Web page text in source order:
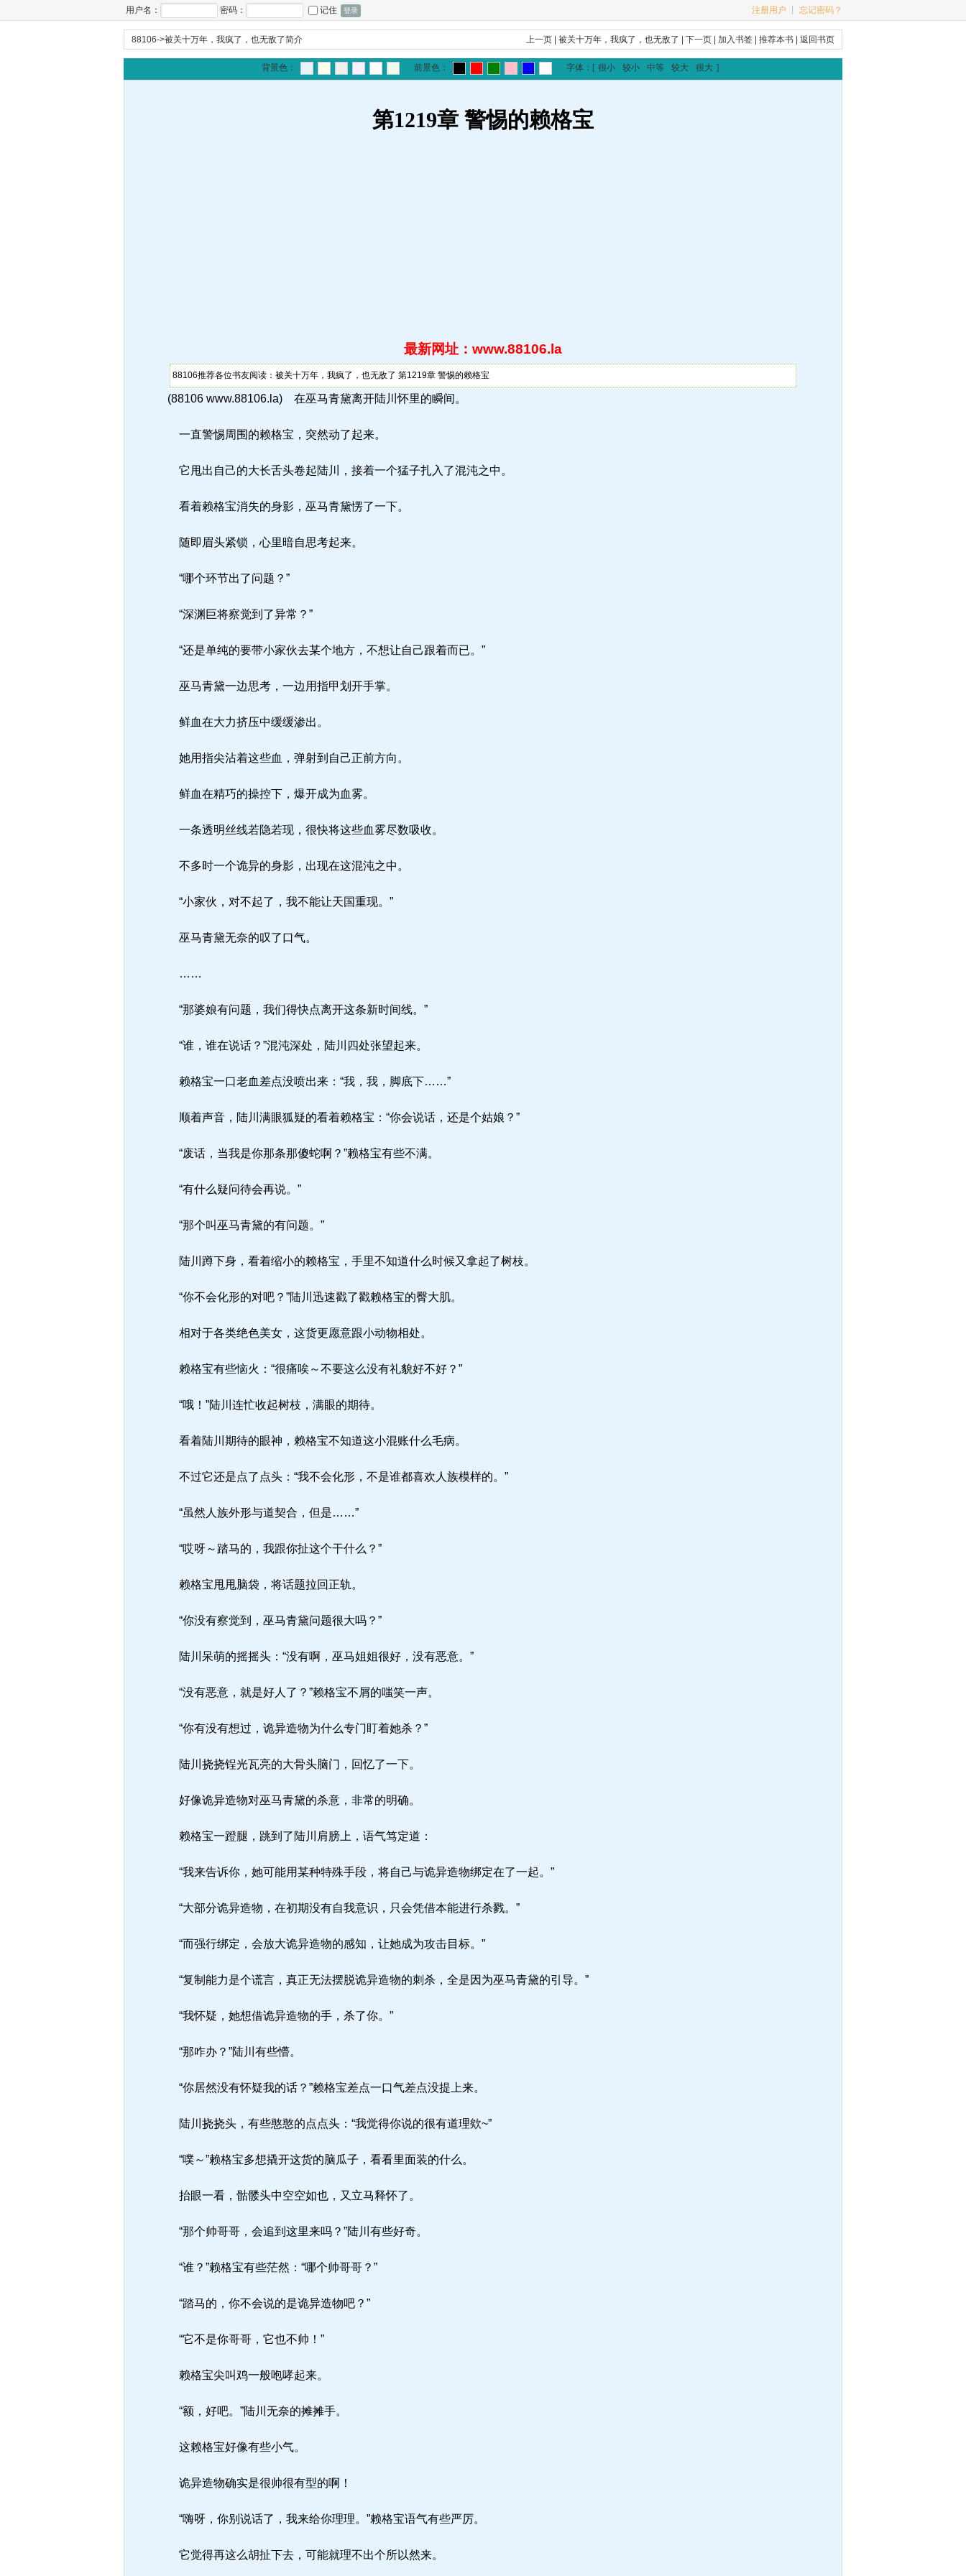
用户名： 密码： 记住 注册用户 ┊ 忘记密码？
88106->被关十万年，我疯了，也无敌了简介 上一页 |被关十万年，我疯了，也无敌了 |下一页 |加入书签 |推荐本书 |返回书页
背景色： 前景色： 字体： [ 很小 较小 中等 较大 很大 ]
第1219章 警惕的赖格宝
最新网址：www.88106.la
88106推荐各位书友阅读：被关十万年，我疯了，也无敌了 第1219章 警惕的赖格宝
(88106 www.88106.la) 在巫马青黛离开陆川怀里的瞬间。
一直警惕周围的赖格宝，突然动了起来。
它甩出自己的大长舌头卷起陆川，接着一个猛子扎入了混沌之中。
看着赖格宝消失的身影，巫马青黛愣了一下。
随即眉头紧锁，心里暗自思考起来。
“哪个环节出了问题？”
“深渊巨将察觉到了异常？”
“还是单纯的要带小家伙去某个地方，不想让自己跟着而已。”
巫马青黛一边思考，一边用指甲划开手掌。
鲜血在大力挤压中缓缓渗出。
她用指尖沾着这些血，弹射到自己正前方向。
鲜血在精巧的操控下，爆开成为血雾。
一条透明丝线若隐若现，很快将这些血雾尽数吸收。
不多时一个诡异的身影，出现在这混沌之中。
“小家伙，对不起了，我不能让天国重现。”
巫马青黛无奈的叹了口气。
……
“那婆娘有问题，我们得快点离开这条新时间线。”
“谁，谁在说话？”混沌深处，陆川四处张望起来。
赖格宝一口老血差点没喷出来：“我，我，脚底下……”
顺着声音，陆川满眼狐疑的看着赖格宝：“你会说话，还是个姑娘？”
“废话，当我是你那条那傻蛇啊？”赖格宝有些不满。
“有什么疑问待会再说。”
“那个叫巫马青黛的有问题。”
陆川蹲下身，看着缩小的赖格宝，手里不知道什么时候又拿起了树枝。
“你不会化形的对吧？”陆川迅速戳了戳赖格宝的臀大肌。
相对于各类绝色美女，这货更愿意跟小动物相处。
赖格宝有些恼火：“很痛唉～不要这么没有礼貌好不好？”
“哦！”陆川连忙收起树枝，满眼的期待。
看着陆川期待的眼神，赖格宝不知道这小混账什么毛病。
不过它还是点了点头：“我不会化形，不是谁都喜欢人族模样的。”
“虽然人族外形与道契合，但是……”
“哎呀～踏马的，我跟你扯这个干什么？”
赖格宝甩甩脑袋，将话题拉回正轨。
“你没有察觉到，巫马青黛问题很大吗？”
陆川呆萌的摇摇头：“没有啊，巫马姐姐很好，没有恶意。”
“没有恶意，就是好人了？”赖格宝不屑的嗤笑一声。
“你有没有想过，诡异造物为什么专门盯着她杀？”
陆川挠挠锃光瓦亮的大骨头脑门，回忆了一下。
好像诡异造物对巫马青黛的杀意，非常的明确。
赖格宝一蹬腿，跳到了陆川肩膀上，语气笃定道：
“我来告诉你，她可能用某种特殊手段，将自己与诡异造物绑定在了一起。”
“大部分诡异造物，在初期没有自我意识，只会凭借本能进行杀戮。”
“而强行绑定，会放大诡异造物的感知，让她成为攻击目标。”
“复制能力是个谎言，真正无法摆脱诡异造物的刺杀，全是因为巫马青黛的引导。”
“我怀疑，她想借诡异造物的手，杀了你。”
“那咋办？”陆川有些懵。
“你居然没有怀疑我的话？”赖格宝差点一口气差点没提上来。
陆川挠挠头，有些憨憨的点点头：“我觉得你说的很有道理欸~”
“噗～”赖格宝多想撬开这货的脑瓜子，看看里面装的什么。
抬眼一看，骷髅头中空空如也，又立马释怀了。
“那个帅哥哥，会追到这里来吗？”陆川有些好奇。
“谁？”赖格宝有些茫然：“哪个帅哥哥？”
“踏马的，你不会说的是诡异造物吧？”
“它不是你哥哥，它也不帅！”
赖格宝尖叫鸡一般咆哮起来。
“额，好吧。”陆川无奈的摊摊手。
这赖格宝好像有些小气。
诡异造物确实是很帅很有型的啊！
“嗨呀，你别说话了，我来给你理理。”赖格宝语气有些严厉。
它觉得再这么胡扯下去，可能就理不出个所以然来。